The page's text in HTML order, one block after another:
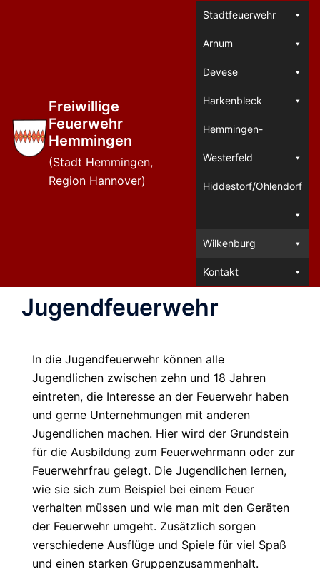
Freiwillige
Feuerwehr
Hemmingen
(Stadt Hemmingen,
Region Hannover)
Stadtfeuerwehr
Arnum
Devese
Harkenbleck
Hemmingen-
Westerfeld
Hiddestorf/Ohlendorf
Wilkenburg
Kontakt
Jugendfeuerwehr
In die Jugendfeuerwehr können alle
Jugendlichen zwischen zehn und 18 Jahren
eintreten, die Interesse an der Feuerwehr haben
und gerne Unternehmungen mit anderen
Jugendlichen machen. Hier wird der Grundstein
für die Ausbildung zum Feuerwehrmann oder zur
Feuerwehrfrau gelegt. Die Jugendlichen lernen,
wie sie sich zum Beispiel bei einem Feuer
verhalten müssen und wie man mit den Geräten
der Feuerwehr umgeht. Zusätzlich sorgen
verschiedene Ausflüge und Spiele für viel Spaß
und einen starken Gruppenzusammenhalt.